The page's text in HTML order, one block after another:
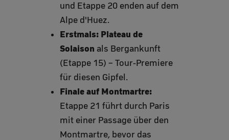
und Etappe 20 enden auf dem
Alpe d'Huez.
Erstmals: Plateau de
Solaison als Bergankunft
(Etappe 15) – Tour-Premiere
für diesen Gipfel.
Finale auf Montmartre:
Etappe 21 führt durch Paris
mit einer Passage über den
Montmartre, bevor das